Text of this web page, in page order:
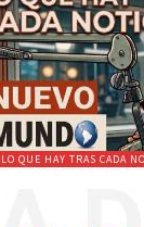
LO QUE HAY TRAS CADA